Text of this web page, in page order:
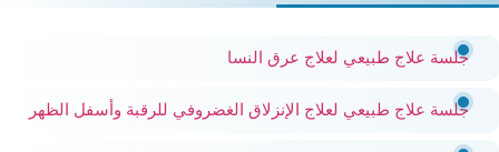
جلسة علاج طبيعي لعلاج عرق النسا
جلسة علاج طبيعي لعلاج الإنزلاق الغضروفي للرقبة وأسفل الظهر